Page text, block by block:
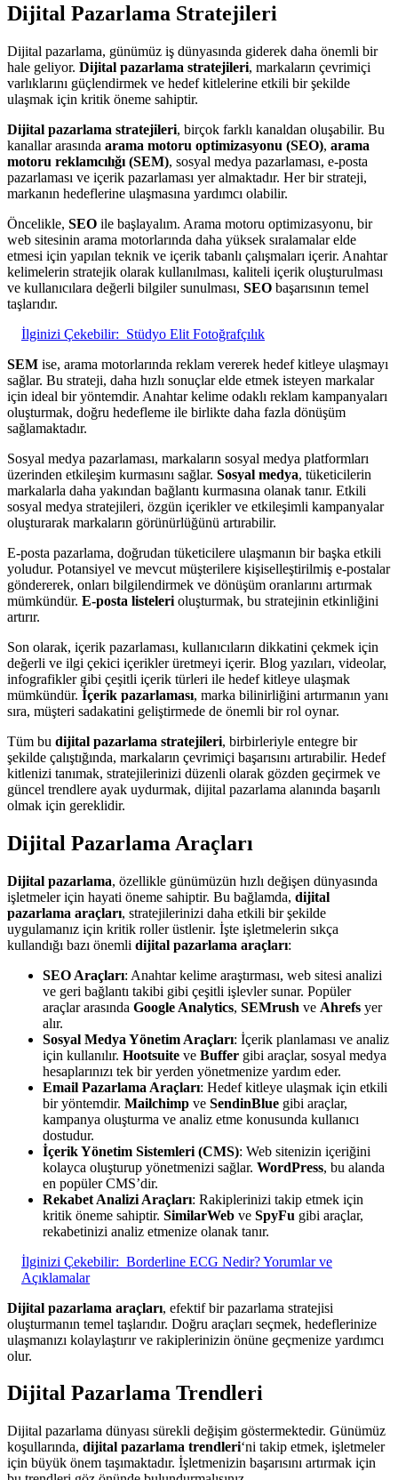
Dijital Pazarlama Stratejileri
Dijital pazarlama, günümüz iş dünyasında giderek daha önemli bir
hale geliyor. Dijital pazarlama stratejileri, markaların çevrimiçi
varlıklarını güçlendirmek ve hedef kitlelerine etkili bir şekilde
ulaşmak için kritik öneme sahiptir.
Dijital pazarlama stratejileri, birçok farklı kanaldan oluşabilir. Bu
kanallar arasında arama motoru optimizasyonu (SEO), arama
motoru reklamcılığı (SEM), sosyal medya pazarlaması, e-posta
pazarlaması ve içerik pazarlaması yer almaktadır. Her bir strateji,
markanın hedeflerine ulaşmasına yardımcı olabilir.
Öncelikle, SEO ile başlayalım. Arama motoru optimizasyonu, bir
web sitesinin arama motorlarında daha yüksek sıralamalar elde
etmesi için yapılan teknik ve içerik tabanlı çalışmaları içerir. Anahtar
kelimelerin stratejik olarak kullanılması, kaliteli içerik oluşturulması
ve kullanıcılara değerli bilgiler sunulması, SEO başarısının temel
taşlarıdır.
İlginizi Çekebilir: Stüdyo Elit Fotoğrafçılık
SEM ise, arama motorlarında reklam vererek hedef kitleye ulaşmayı
sağlar. Bu strateji, daha hızlı sonuçlar elde etmek isteyen markalar
için ideal bir yöntemdir. Anahtar kelime odaklı reklam kampanyaları
oluşturmak, doğru hedefleme ile birlikte daha fazla dönüşüm
sağlamaktadır.
Sosyal medya pazarlaması, markaların sosyal medya platformları
üzerinden etkileşim kurmasını sağlar. Sosyal medya, tüketicilerin
markalarla daha yakından bağlantı kurmasına olanak tanır. Etkili
sosyal medya stratejileri, özgün içerikler ve etkileşimli kampanyalar
oluşturarak markaların görünürlüğünü artırabilir.
E-posta pazarlama, doğrudan tüketicilere ulaşmanın bir başka etkili
yoludur. Potansiyel ve mevcut müşterilere kişiselleştirilmiş e-postalar
göndererek, onları bilgilendirmek ve dönüşüm oranlarını artırmak
mümkündür. E-posta listeleri oluşturmak, bu stratejinin etkinliğini
artırır.
Son olarak, içerik pazarlaması, kullanıcıların dikkatini çekmek için
değerli ve ilgi çekici içerikler üretmeyi içerir. Blog yazıları, videolar,
infografikler gibi çeşitli içerik türleri ile hedef kitleye ulaşmak
mümkündür. İçerik pazarlaması, marka bilinirliğini artırmanın yanı
sıra, müşteri sadakatini geliştirmede de önemli bir rol oynar.
Tüm bu dijital pazarlama stratejileri, birbirleriyle entegre bir
şekilde çalıştığında, markaların çevrimiçi başarısını artırabilir. Hedef
kitlenizi tanımak, stratejilerinizi düzenli olarak gözden geçirmek ve
güncel trendlere ayak uydurmak, dijital pazarlama alanında başarılı
olmak için gereklidir.
Dijital Pazarlama Araçları
Dijital pazarlama, özellikle günümüzün hızlı değişen dünyasında
işletmeler için hayati öneme sahiptir. Bu bağlamda, dijital
pazarlama araçları, stratejilerinizi daha etkili bir şekilde
uygulamanız için kritik roller üstlenir. İşte işletmelerin sıkça
kullandığı bazı önemli dijital pazarlama araçları:
SEO Araçları: Anahtar kelime araştırması, web sitesi analizi
ve geri bağlantı takibi gibi çeşitli işlevler sunar. Popüler
araçlar arasında Google Analytics, SEMrush ve Ahrefs yer
alır.
Sosyal Medya Yönetim Araçları: İçerik planlaması ve analiz
için kullanılır. Hootsuite ve Buffer gibi araçlar, sosyal medya
hesaplarınızı tek bir yerden yönetmenize yardım eder.
Email Pazarlama Araçları: Hedef kitleye ulaşmak için etkili
bir yöntemdir. Mailchimp ve SendinBlue gibi araçlar,
kampanya oluşturma ve analiz etme konusunda kullanıcı
dostudur.
İçerik Yönetim Sistemleri (CMS): Web sitenizin içeriğini
kolayca oluşturup yönetmenizi sağlar. WordPress, bu alanda
en popüler CMS’dir.
Rekabet Analizi Araçları: Rakiplerinizi takip etmek için
kritik öneme sahiptir. SimilarWeb ve SpyFu gibi araçlar,
rekabetinizi analiz etmenize olanak tanır.
İlginizi Çekebilir: Borderline ECG Nedir? Yorumlar ve
Açıklamalar
Dijital pazarlama araçları, efektif bir pazarlama stratejisi
oluşturmanın temel taşlarıdır. Doğru araçları seçmek, hedeflerinize
ulaşmanızı kolaylaştırır ve rakiplerinizin önüne geçmenize yardımcı
olur.
Dijital Pazarlama Trendleri
Dijital pazarlama dünyası sürekli değişim göstermektedir. Günümüz
koşullarında, dijital pazarlama trendleri‘ni takip etmek, işletmeler
için büyük önem taşımaktadır. İşletmenizin başarısını artırmak için